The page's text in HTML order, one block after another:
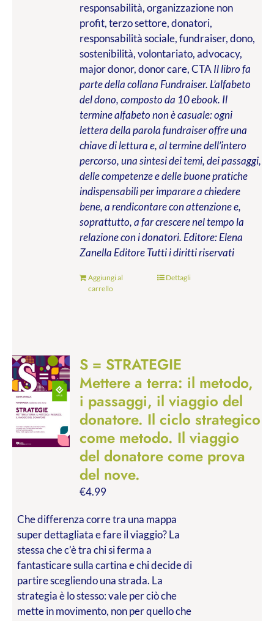
responsabilità, organizzazione non
profit, terzo settore, donatori,
responsabilità sociale, fundraiser, dono,
sostenibilità, volontariato, advocacy,
major donor, donor care, CTA Il libro fa
parte della collana Fundraiser. L’alfabeto
del dono, composto da 10 ebook. Il
termine alfabeto non è casuale: ogni
lettera della parola fundraiser offre una
chiave di lettura e, al termine dell’intero
percorso, una sintesi dei temi, dei passaggi,
delle competenze e delle buone pratiche
indispensabili per imparare a chiedere
bene, a rendicontare con attenzione e,
soprattutto, a far crescere nel tempo la
relazione con i donatori. Editore: Elena
Zanella EditoreTutti i diritti riservati
Aggiungi al
carrello
Dettagli
S = STRATEGIE
Mettere a terra: il metodo,
i passaggi, il viaggio del
donatore. Il ciclo strategico
come metodo. Il viaggio
del donatore come prova
del nove.
€4.99
Che differenza corre tra una mappa
super dettagliata e fare il viaggio? La
stessa che c’è tra chi si ferma a
fantasticare sulla cartina e chi decide di
partire scegliendo una strada. La
strategia è lo stesso: vale per ciò che
mette in movimento, non per quello che